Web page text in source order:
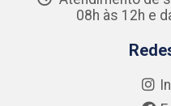
08h às 12h e